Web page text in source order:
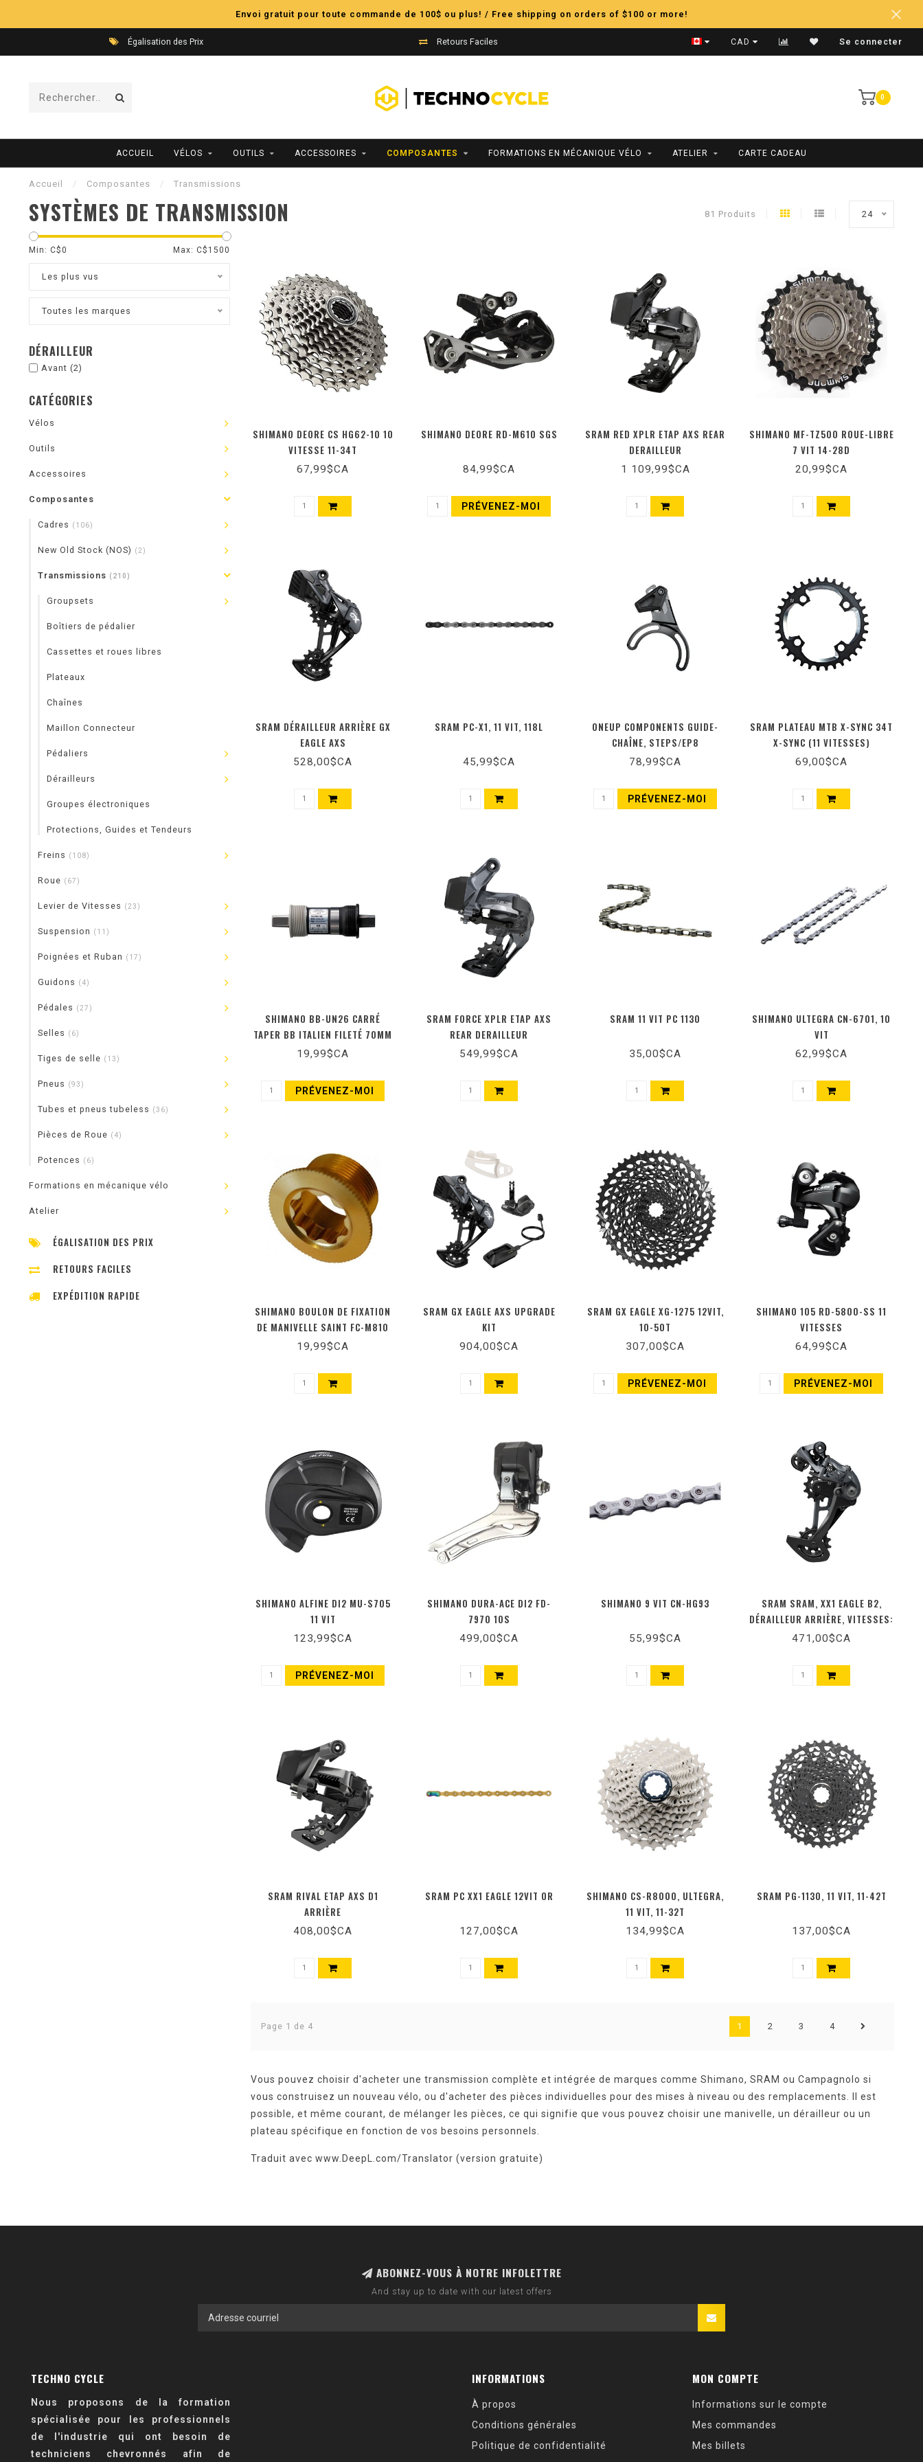
Envoi gratuit pour toute commande de 100$ ou plus! / Free shipping on orders of $100 or more!
Égalisation des Prix Retours Faciles Expédition Rapide
CAD Se connecter
0
ACCUEIL VÉLOS OUTILS ACCESSOIRES COMPOSANTES FORMATIONS EN MÉCANIQUE VÉLO ATELIER CARTE CADEAU
Accueil / Composantes / Transmissions
SYSTÈMES DE TRANSMISSION 81 Produits 24
Min: C$0 Max: C$ 1500
Les plus vus
Toutes les marques
DÉRAILLEUR
Avant (2)
CATÉGORIES
Vélos
Outils
Accessoires
Composantes
Cadres (106)
New Old Stock (NOS) (2)
Transmissions (210)
Groupsets
Boîtiers de pédalier
Cassettes et roues libres
Plateaux
Chaînes
Maillon Connecteur
Pédaliers
Dérailleurs
Groupes électroniques
Protections, Guides et Tendeurs
Freins (108)
Roue (67)
Levier de Vitesses (23)
Suspension (11)
Poignées et Ruban (17)
Guidons (4)
Pédales (27)
Selles (6)
Tiges de selle (13)
Pneus (93)
Tubes et pneus tubeless (36)
Pièces de Roue (4)
Potences (6)
Formations en mécanique vélo
Atelier
ÉGALISATION DES PRIX
RETOURS FACILES
EXPÉDITION RAPIDE
SHIMANO DEORE CS HG62-10 10
VITESSE 11-34T
67,99$CA
SHIMANO DEORE RD-M610 SGS
84,99$CA
PRÉVENEZ-MOI
SRAM RED XPLR ETAP AXS REAR
DERAILLEUR
1 109,99$CA
SHIMANO MF-TZ500 ROUE-LIBRE
7 VIT 14-28D
20,99$CA
SRAM DÉRAILLEUR ARRIÈRE GX
EAGLE AXS
528,00$CA
SRAM PC-X1, 11 VIT, 118L
45,99$CA
ONEUP COMPONENTS GUIDE-
CHAÎNE, STEPS/EP8
78,99$CA
PRÉVENEZ-MOI
SRAM PLATEAU MTB X-SYNC 34T
X-SYNC (11 VITESSES)
69,00$CA
SHIMANO BB-UN26 CARRÉ
TAPER BB ITALIEN FILETÉ 70MM
X 113MM
19,99$CA
PRÉVENEZ-MOI
SRAM FORCE XPLR ETAP AXS
REAR DERAILLEUR
549,99$CA
SRAM 11 VIT PC 1130
35,00$CA
SHIMANO ULTEGRA CN-6701, 10
VIT
62,99$CA
SHIMANO BOULON DE FIXATION
DE MANIVELLE SAINT FC-M810
19,99$CA
SRAM GX EAGLE AXS UPGRADE
KIT
904,00$CA
SRAM GX EAGLE XG-1275 12VIT,
10-50T
307,00$CA
PRÉVENEZ-MOI
SHIMANO 105 RD-5800-SS 11
VITESSES
64,99$CA
PRÉVENEZ-MOI
SHIMANO ALFINE DI2 MU-S705
11 VIT
123,99$CA
PRÉVENEZ-MOI
SHIMANO DURA-ACE DI2 FD-
7970 10S
499,00$CA
SHIMANO 9 VIT CN-HG93
55,99$CA
SRAM SRAM, XX1 EAGLE B2,
DÉRAILLEUR ARRIÈRE, VITESSES:
12, NOIR
471,00$CA
SRAM RIVAL ETAP AXS D1
ARRIÈRE
408,00$CA
SRAM PC XX1 EAGLE 12VIT OR
127,00$CA
SHIMANO CS-R8000, ULTEGRA,
11 VIT, 11-32T
134,99$CA
SRAM PG-1130, 11 VIT, 11-42T
137,00$CA
Page 1 de 4 1 2 3 4
Vous pouvez choisir d'acheter une transmission complète et intégrée de marques comme Shimano, SRAM ou Campagnolo si
vous construisez un nouveau vélo, ou d'acheter des pièces individuelles pour des mises à niveau ou des remplacements. Il est
possible, et même courant, de mélanger les pièces, ce qui signifie que vous pouvez choisir une manivelle, un dérailleur ou un
plateau spécifique en fonction de vos besoins personnels.
Traduit avec www.DeepL.com/Translator (version gratuite)
ABONNEZ-VOUS À NOTRE INFOLETTRE
And stay up to date with our latest offers
TECHNO CYCLE
Nous proposons de la formation
spécialisée pour les professionnels
de l'industrie qui ont besoin de
techniciens chevronnés afin de
INFORMATIONS
À propos
Conditions générales
Politique de confidentialité
MON COMPTE
Informations sur le compte
Mes commandes
Mes billets